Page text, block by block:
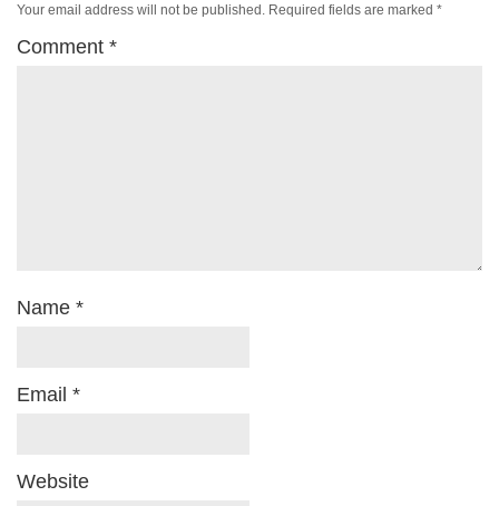
Your email address will not be published. Required fields are marked *
Comment *
Name *
Email *
Website